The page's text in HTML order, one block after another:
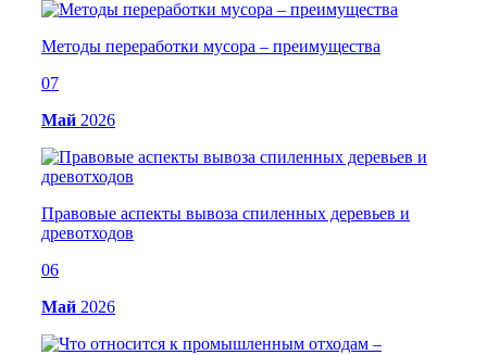
Методы переработки мусора – преимущества
07
Май 2026
Правовые аспекты вывоза спиленных деревьев и
древотходов
06
Май 2026